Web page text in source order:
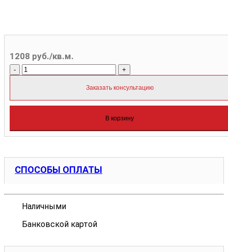
1208 руб./кв.м.
- +
Заказать консультацию
В корзину
СПОСОБЫ ОПЛАТЫ
Наличными
Банковской картой